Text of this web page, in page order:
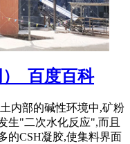
_百度百科
内部的碱性环境中,矿粉
生"二次水化反应",而且
的CSH凝胶,使集料界面